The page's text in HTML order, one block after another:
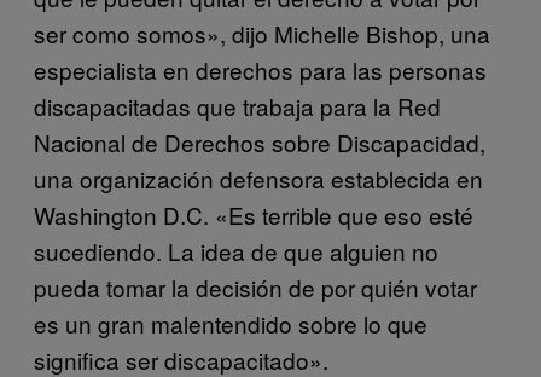
ser como somos», dijo Michelle Bishop, una
especialista en derechos para las personas
discapacitadas que trabaja para la Red
Nacional de Derechos sobre Discapacidad,
una organización defensora establecida en
Washington D.C. «Es terrible que eso esté
sucediendo. La idea de que alguien no
pueda tomar la decisión de por quién votar
es un gran malentendido sobre lo que
significa ser discapacitado».